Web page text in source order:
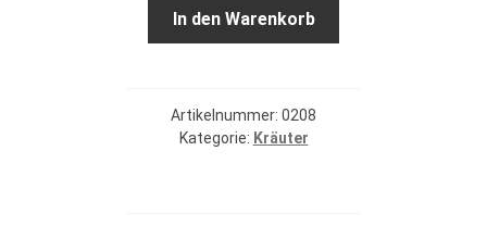
MengeIn den Warenkorb
Artikelnummer: 0208
Kategorie: Kräuter